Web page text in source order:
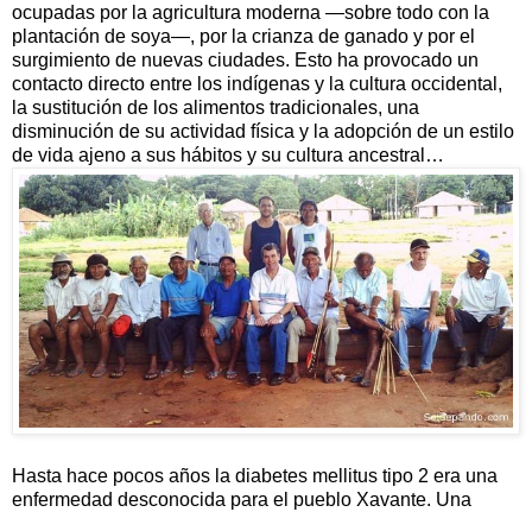
ocupadas por la agricultura moderna —sobre todo con la
plantación de soya—, por la crianza de ganado y por el
surgimiento de nuevas ciudades. Esto ha provocado un
contacto directo entre los indígenas y la cultura occidental,
la sustitución de los alimentos tradicionales, una
disminución de su actividad física y la adopción de un estilo
de vida ajeno a sus hábitos y su cultura ancestral…
Hasta hace pocos años la diabetes mellitus tipo 2 era una
enfermedad desconocida para el pueblo Xavante. Una